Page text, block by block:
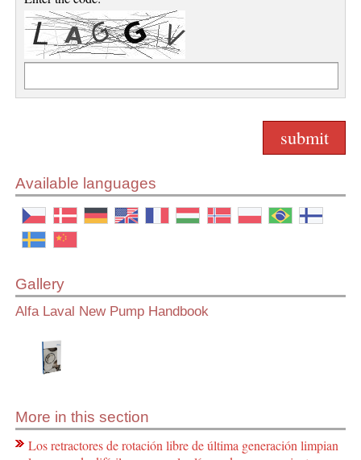
Available languages
Gallery
Alfa Laval New Pump Handbook
More in this section
Los retractores de rotación libre de última generación limpian